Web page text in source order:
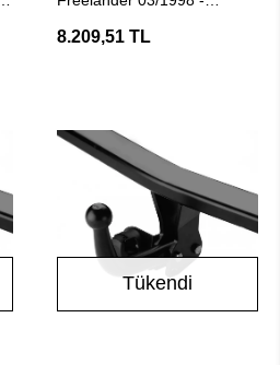
8.209,51 TL
Tükendi